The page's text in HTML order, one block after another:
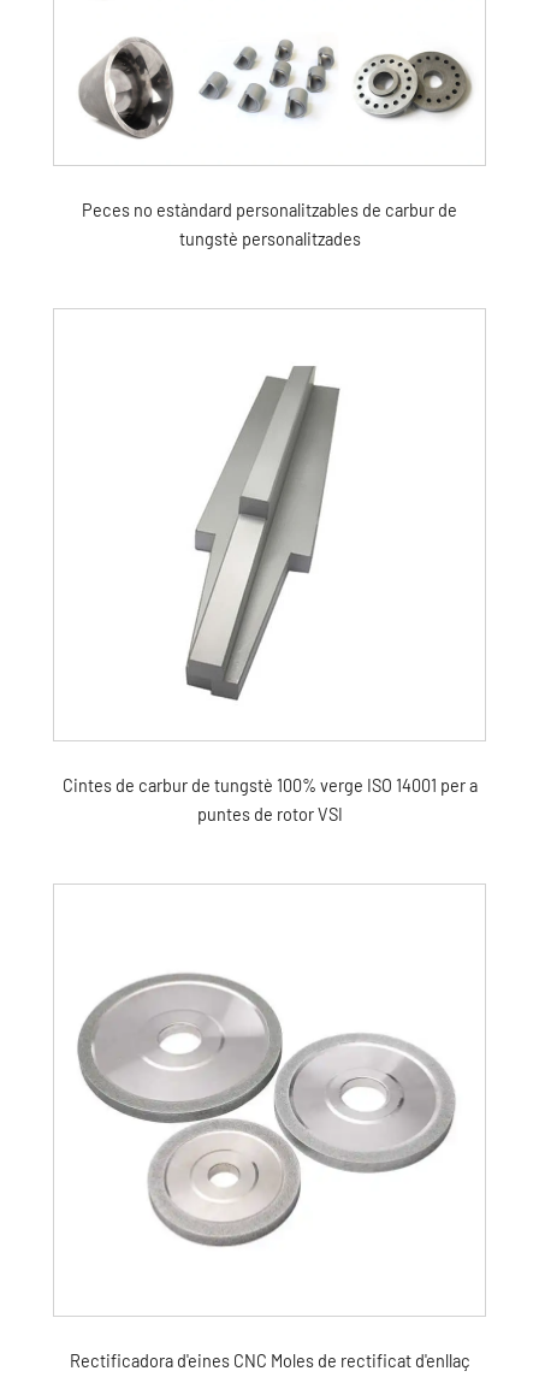
Peces no estàndard personalitzables de carbur de
tungstè personalitzades
Cintes de carbur de tungstè 100% verge ISO 14001 per a
puntes de rotor VSI
Rectificadora d'eines CNC Moles de rectificat d'enllaç